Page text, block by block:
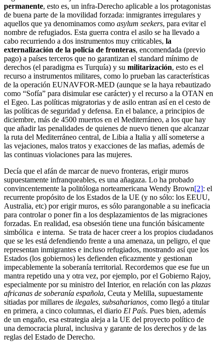
permanente, esto es, un infra-Derecho aplicable a los protagonistas
de buena parte de la movilidad forzada: inmigrantes irregulares y
aquellos que ya denominamos como asylum seekers, para evitar el
nombre de refugiados. Esta guerra contra el asilo se ha llevado a
cabo recurriendo a dos instrumentos muy criticables, la
externalización de la policía de fronteras, encomendada (previo
pago) a países terceros que no garantizan el standard mínimo de
derechos (el paradigma es Turquía) y su militarización, esto es el
recurso a instrumentos militares, como lo prueban las características
de la operación EUNAVFOR-MED (aunque se la haya rebautizado
como “Sofía” para disimular ese carácter) y el recurso a la OTAN en
el Egeo. Las políticas migratorias y de asilo entran así en el cesto de
las políticas de seguridad y defensa. En el balance, a principios de
diciembre, más de 4500 muertos en el Mediterráneo, a los que hay
que añadir las penalidades de quienes de nuevo tienen que alcanzar
la ruta del Mediterráneo central, de Libia a Italia y allí someterse a
las vejaciones, malos tratos y exacciones de las mafias, además de
las continuas violaciones para las mujeres.
Decía que el afán de marcar de nuevo fronteras, erigir muros
supuestamente infranqueables, es una añagaza. Lo ha probado
convincentemente la politóloga norteamericana Wendy Brown[2]: el
recurrente propósito de los Estados de la UE (y no sólo: los EEUU,
Australia, etc) por erigir muros, es sólo parangonable a su ineficacia
para controlar o poner fin a los desplazamientos de las migraciones
forzadas. En realidad, esa obsesión tiene una función básicamente
simbólica e interna. Se trata de hacer creer a los propios ciudadanos
que se les está defendiendo frente a una amenaza, un peligro, el que
representan inmigrantes e incluso refugiados, mostrando así que los
Estados (los gobiernos) les defienden eficazmente y gestionan
impecablemente la soberanía territorial. Recordemos que ese fue un
mantra repetido una y otra vez, por ejemplo, por el Gobierno Rajoy,
especialmente por su ministro del Interior, en relación con las plazas
africanas de soberanía española, Ceuta y Melilla, supuestamente
sitiadas por millares de ilegales, subsaharianos, como llegó a titular
en primera, a cinco columnas, el diario El País. Pues bien, además
de un engaño, esa estrategia aleja a la UE del proyecto político de
una democracia plural, inclusiva y garante de los derechos y de las
reglas del Estado de Derecho.